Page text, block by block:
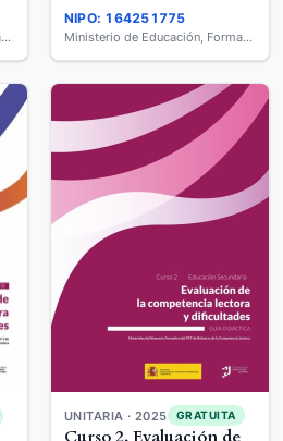
Ministerio de Educación, Formación Profesional y Deportes
NIPO: 164251775
Ministerio de Educación, Formación Profesional y Deportes
UNITARIA · 2025 GRATUITA